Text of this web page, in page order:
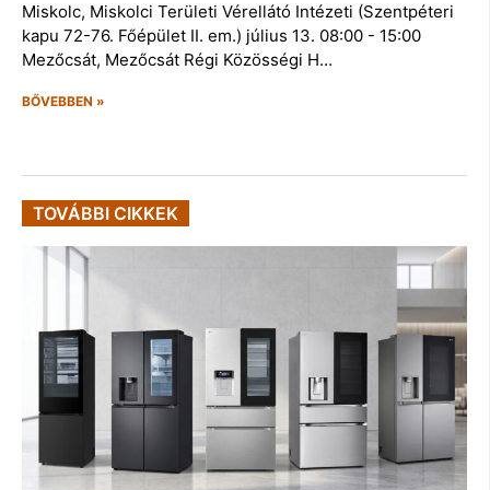
Miskolc, Miskolci Területi Vérellátó Intézeti (Szentpéteri
kapu 72-76. Főépület II. em.) július 13. 08:00 - 15:00
Mezőcsát, Mezőcsát Régi Közösségi H…
BŐVEBBEN »
TOVÁBBI CIKKEK